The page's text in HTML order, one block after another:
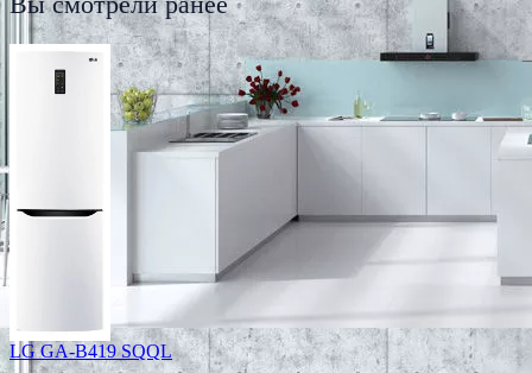
LG GA-B419 SQQL